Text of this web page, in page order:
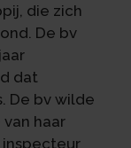
die zich
De bv
dat
De bv wilde
haar
inspecteur